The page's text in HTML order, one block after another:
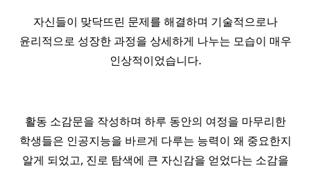
자신들이 맞닥뜨린 문제를 해결하며 기술적으로나
윤리적으로 성장한 과정을 상세하게 나누는 모습이 매우
인상적이었습니다.
활동 소감문을 작성하며 하루 동안의 여정을 마무리한
학생들은 인공지능을 바르게 다루는 능력이 왜 중요한지
알게 되었고, 진로 탐색에 큰 자신감을 얻었다는 소감을